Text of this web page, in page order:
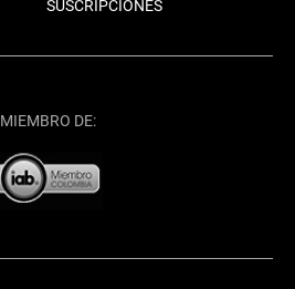
SUSCRIPCIONES
MIEMBRO DE: